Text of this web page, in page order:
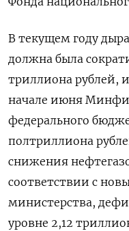
В текущем году
должна была
триллиона рублей,
начале июня
федерального
полтриллиона
снижения
соответствии с
министерства,
уровне 2,12